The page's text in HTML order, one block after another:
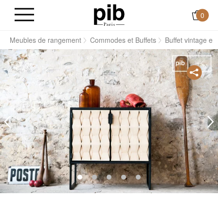
0
Meubles de rangement Commodes et Buffets Buffet vintage